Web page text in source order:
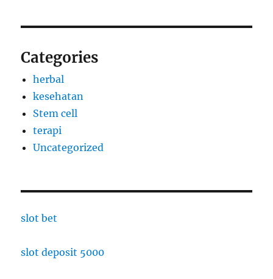
Categories
herbal
kesehatan
Stem cell
terapi
Uncategorized
slot bet
slot deposit 5000